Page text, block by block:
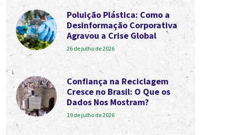
Poluição Plástica: Como a
Desinformação Corporativa
Agravou a Crise Global
26 de julho de 2026
Confiança na Reciclagem
Cresce no Brasil: O Que os
Dados Nos Mostram?
19 de julho de 2026